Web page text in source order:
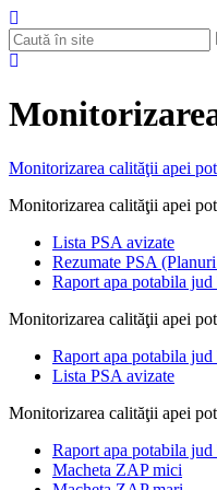
Monitorizarea calităţii apei
Monitorizarea calităţii apei
Lista PSA avizate
Rezumate PSA
Raport apa potabila
Monitorizarea calităţii apei
Raport apa potabila
Lista PSA avizate
Monitorizarea calităţii apei
Raport apa potabila
Macheta ZAP mici